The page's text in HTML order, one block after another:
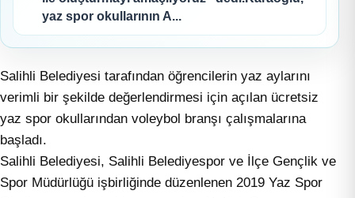
yaz spor okullarının A...
Salihli Belediyesi tarafından öğrencilerin yaz aylarını
verimli bir şekilde değerlendirmesi için açılan ücretsiz
yaz spor okullarından voleybol branşı çalışmalarına
başladı.
Salihli Belediyesi, Salihli Belediyespor ve İlçe Gençlik ve
Spor Müdürlüğü işbirliğinde düzenlenen 2019 Yaz Spor